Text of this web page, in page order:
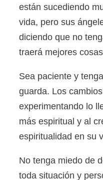
están sucediendo
vida, pero sus
diciendo que no
traerá mejores
Sea paciente y
guarda. Los
experimentando lo
más espiritual y al
espiritualidad en su
No tenga miedo de
toda situación y